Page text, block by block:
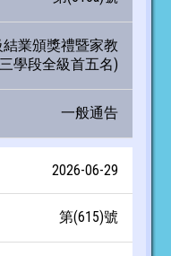
業頒獎禮暨家教
學段全級首五名)
一般通告
2026-06-29
第(615)號